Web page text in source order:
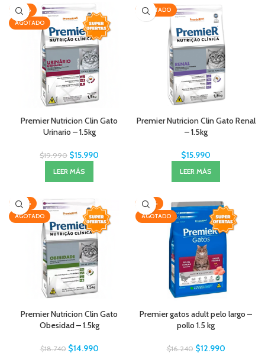
-20%
AGOTADO
Premier Nutricion Clin Gato
Urinario – 1.5kg
$19.990 $15.990
LEER MÁS
AGOTADO
Premier Nutricion Clin Gato Renal
– 1.5kg
$15.990
LEER MÁS
-20%
AGOTADO
Premier Nutricion Clin Gato
Obesidad – 1.5kg
$18.740 $14.990
-20%
AGOTADO
Premier gatos adult pelo largo –
pollo 1.5 kg
$16.240 $12.990